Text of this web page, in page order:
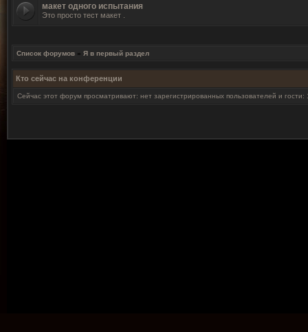
макет одного испытания
Это просто тест макет .
Список форумов » Я в первый раздел
Кто сейчас на конференции
Сейчас этот форум просматривают: нет зарегистрированных пользователей и гости: